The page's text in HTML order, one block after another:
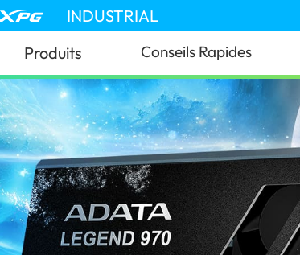
INDUSTRIAL
Produits Conseils Rapides